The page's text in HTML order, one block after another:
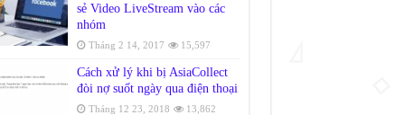
sẻ Video LiveStream vào các
nhóm
Tháng 2 14, 2017 15,597
Cách xử lý khi bị AsiaCollect
đòi nợ suốt ngày qua điện thoại
Tháng 12 23, 2018 13,862